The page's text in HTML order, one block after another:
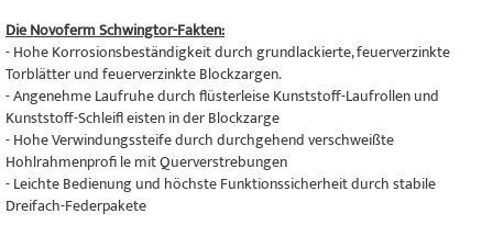
Die Novoferm Schwingtor-Fakten:
- Hohe Korrosionsbeständigkeit durch grundlackierte, feuerverzinkte
Torblätter und feuerverzinkte Blockzargen.
- Angenehme Laufruhe durch flüsterleise Kunststoff-Laufrollen und
Kunststoff-Schleifl eisten in der Blockzarge
- Hohe Verwindungssteife durch durchgehend verschweißte
Hohlrahmenprofi le mit Querverstrebungen
- Leichte Bedienung und höchste Funktionssicherheit durch stabile
Dreifach-Federpakete